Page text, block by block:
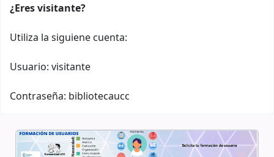
¿Eres visitante?
Utiliza la siguiene cuenta:
Usuario: visitante
Contraseña: bibliotecaucc